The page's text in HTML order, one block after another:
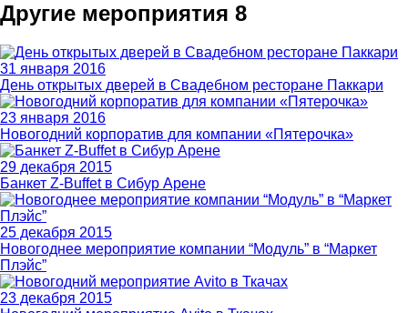
Другие мероприятия 8
31 января 2016
День открытых дверей в Свадебном ресторане Паккари
23 января 2016
Новогодний корпоратив для компании «Пятерочка»
29 декабря 2015
Банкет Z-Buffet в Сибур Арене
25 декабря 2015
Новогоднее мероприятие компании “Модуль” в “Маркет
Плэйс”
23 декабря 2015